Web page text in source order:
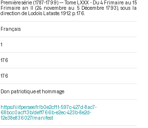
Première série (1787-1799) — Tome LXXX - Du 4 Frimaire au 15
Frimaire an II (24 novembre au 5 Décembre 1793), sous la
direction de Lodoïs Lataste. 1912. p. 176.
Français
1
176
176
Don patriotique et hommage
https://iiif.persee.fr/b0e2cf11-597c-427d-8ac7-
68bcc0acf13b/deff766b-e2ec-423b-8e2d-
12e38e836027/manifest